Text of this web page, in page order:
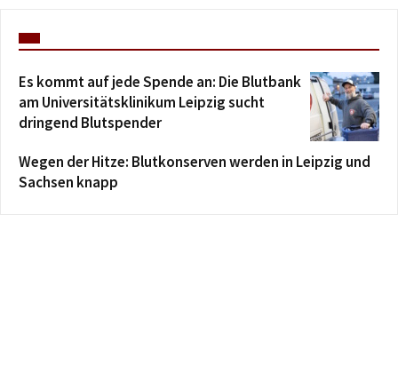
Es kommt auf jede Spende an: Die Blutbank
am Universitätsklinikum Leipzig sucht
dringend Blutspender
Wegen der Hitze: Blutkonserven werden in Leipzig und
Sachsen knapp